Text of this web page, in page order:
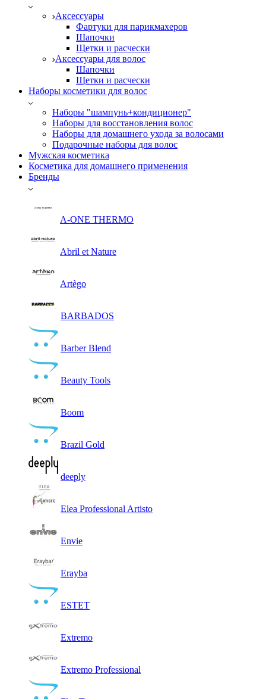
Аксессуары
Фартуки для парикмахеров
Шапочки
Щетки и расчески
Аксессуары для волос
Шапочки
Щетки и расчески
Наборы косметики для волос
Наборы "шампунь+кондиционер"
Наборы для восстановления волос
Наборы для домашнего ухода за волосами
Подарочные наборы для волос
Мужская косметика
Косметика для домашнего применения
Бренды
A-ONE THERMO
Abril et Nature
Artègo
BARBADOS
Barber Blend
Beauty Tools
Boom
Brazil Gold
deeply
Elea Professional Artisto
Envie
Erayba
ESTET
Extremo
Extremo Professional